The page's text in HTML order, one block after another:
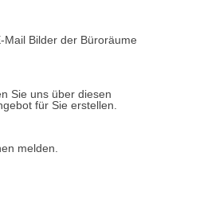
Bilder der Büroräume
Sie uns über diesen
für Sie erstellen.
melden.